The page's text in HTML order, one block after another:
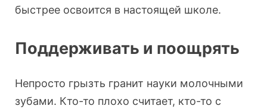
быстрее освоится в настоящей школе.
Поддерживать и поощрять
Непросто грызть гранит науки молочными
зубами. Кто-то плохо считает, кто-то с